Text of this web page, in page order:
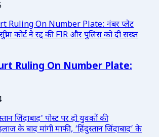
Ruling On Number Plate: